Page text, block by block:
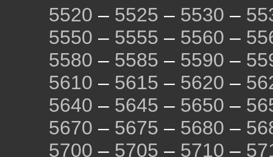
5520 – 5525 – 5530 –
5550 – 5555 – 5560 –
5580 – 5585 – 5590 –
5610 – 5615 – 5620 –
5640 – 5645 – 5650 –
5670 – 5675 – 5680 –
5700 – 5705 – 5710 –